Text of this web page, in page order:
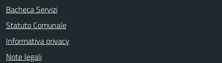
Bacheca Servizi
Statuto Comunale
Informativa privacy
Note legali